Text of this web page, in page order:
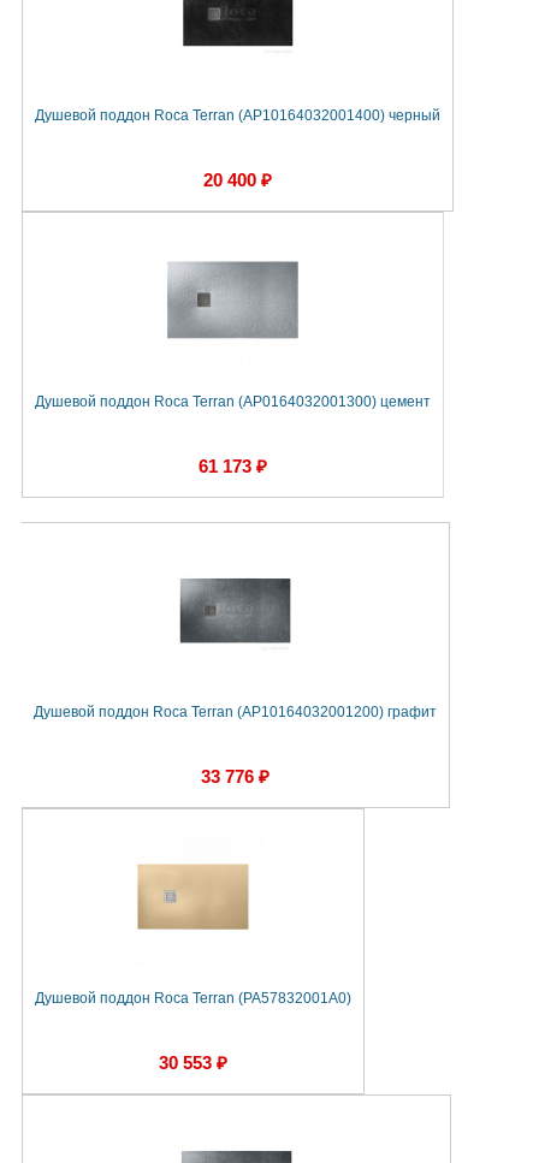
Душевой поддон Roca Terran (AP10164032001400) черный
20 400 ₽
Душевой поддон Roca Terran (AP0164032001300) цемент
61 173 ₽
Душевой поддон Roca Terran (AP10164032001200) графит
33 776 ₽
Душевой поддон Roca Terran (PA57832001A0)
30 553 ₽